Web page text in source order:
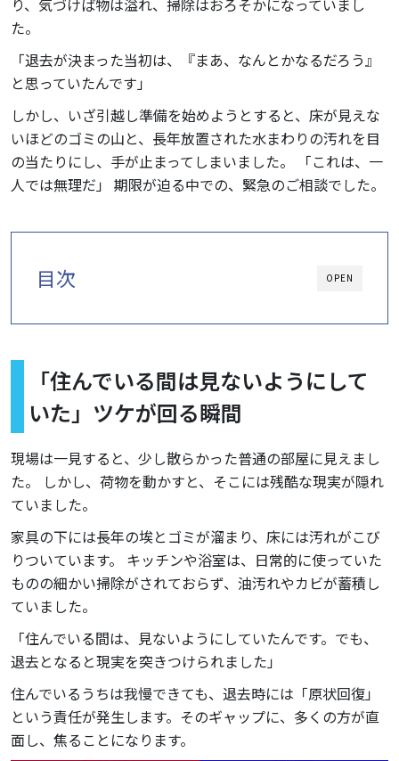
り、気づけば物は溢れ、掃除はおろそかになっていまし
た。
「退去が決まった当初は、『まあ、なんとかなるだろう』
と思っていたんです」
しかし、いざ引越し準備を始めようとすると、床が見えな
いほどのゴミの山と、長年放置された水まわりの汚れを目
の当たりにし、手が止まってしまいました。 「これは、一
人では無理だ」 期限が迫る中での、緊急のご相談でした。
OPEN
目次
「住んでいる間は見ないようにして
いた」ツケが回る瞬間
現場は一見すると、少し散らかった普通の部屋に見えまし
た。 しかし、荷物を動かすと、そこには残酷な現実が隠れ
ていました。
家具の下には長年の埃とゴミが溜まり、床には汚れがこび
りついています。 キッチンや浴室は、日常的に使っていた
ものの細かい掃除がされておらず、油汚れやカビが蓄積し
ていました。
「住んでいる間は、見ないようにしていたんです。でも、
退去となると現実を突きつけられました」
住んでいるうちは我慢できても、退去時には「原状回復」
という責任が発生します。そのギャップに、多くの方が直
面し、焦ることになります。